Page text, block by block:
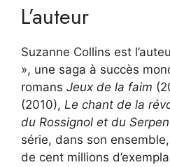
L’auteur
Suzanne Collins est
», une saga à succès
romans Jeux de la faim
(2010), Le chant de la
du Rossignol et du
série, dans son
de cent millions